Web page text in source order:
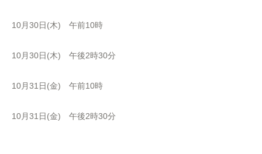
10月30日(木) 午前10時
10月30日(木) 午後2時30分
10月31日(金) 午前10時
10月31日(金) 午後2時30分